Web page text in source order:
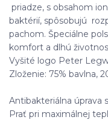
priadze, s obsahom
baktérií, spôsobujú
pachom. Špeciálne
komfort a dlhú
Vyšité logo Peter
Zloženie: 75% bavlna,
Antibakteriálna úprava
Prať pri maximálnej